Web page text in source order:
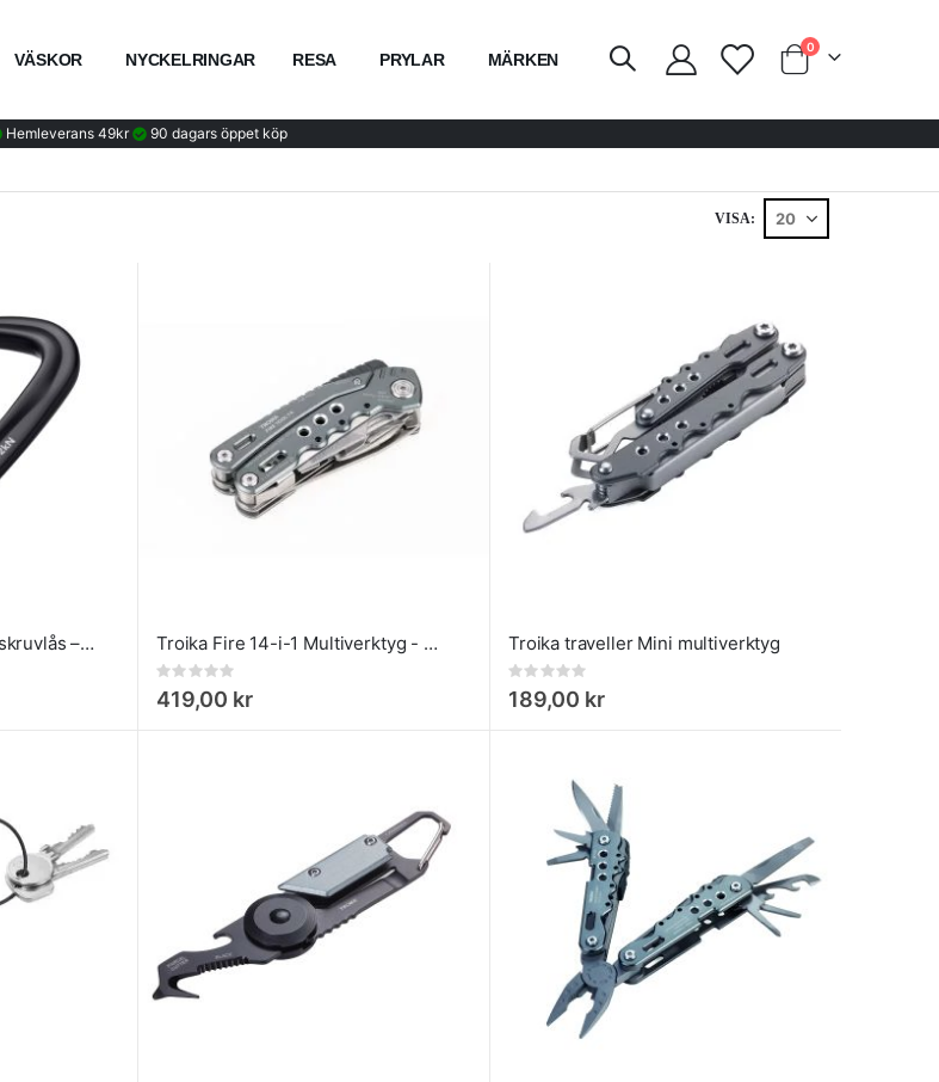
VÄSKOR NYCKELRINGAR RESA PRYLAR MÄRKEN Vagn
0artiklar
Hemleverans 49kr 90 dagars öppet köp
VISA
Troika karbinhake med skruvlås – 12 kN Troika Fire 14-i-1 Multiverktyg - Överlevnadsverktyg med Eldstål
Rating:
419,00 kr
Troika traveller Mini multiverktyg
Rating:
189,00 kr